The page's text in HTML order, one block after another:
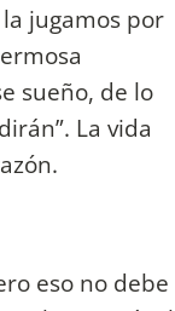
jugamos por
sueño, de lo
La vida
eso no debe